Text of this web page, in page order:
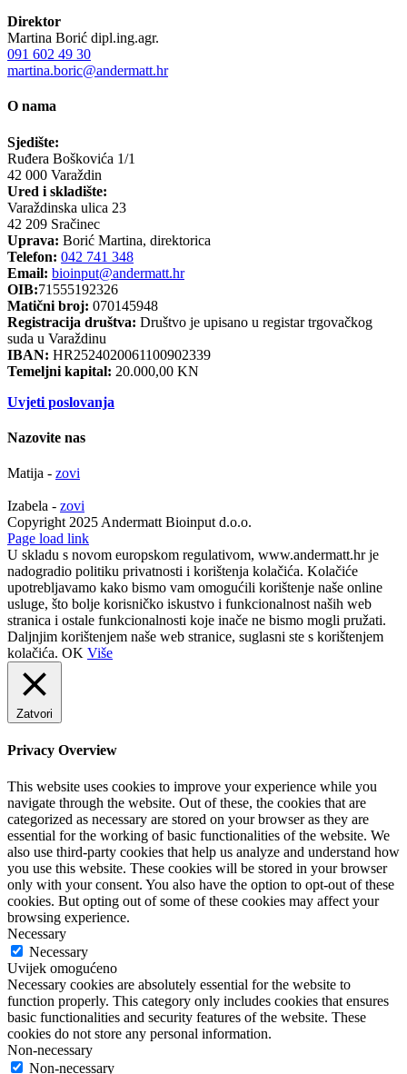
Direktor
Martina Borić dipl.ing.agr.
091 602 49 30
martina.boric@andermatt.hr
O nama
Sjedište:
Ruđera Boškovića 1/1
42 000 Varaždin
Ured i skladište:
Varaždinska ulica 23
42 209 Sračinec
Uprava: Borić Martina, direktorica
Telefon: 042 741 348
Email: bioinput@andermatt.hr
OIB:71555192326
Matični broj: 070145948
Registracija društva: Društvo je upisano u registar trgovačkog
suda u Varaždinu
IBAN: HR2524020061100902339
Temeljni kapital: 20.000,00 KN
Uvjeti poslovanja
Nazovite nas
Matija - zovi
Izabela - zovi
Copyright 2025 Andermatt Bioinput d.o.o.
Facebook
Page load link
U skladu s novom europskom regulativom, www.andermatt.hr je
nadogradio politiku privatnosti i korištenja kolačića. Kolačiće
upotrebljavamo kako bismo vam omogućili korištenje naše online
usluge, što bolje korisničko iskustvo i funkcionalnost naših web
stranica i ostale funkcionalnosti koje inače ne bismo mogli pružati.
Daljnjim korištenjem naše web stranice, suglasni ste s korištenjem
kolačića. OK Više
Zatvori
Privacy Overview
This website uses cookies to improve your experience while you
navigate through the website. Out of these, the cookies that are
categorized as necessary are stored on your browser as they are
essential for the working of basic functionalities of the website. We
also use third-party cookies that help us analyze and understand how
you use this website. These cookies will be stored in your browser
only with your consent. You also have the option to opt-out of these
cookies. But opting out of some of these cookies may affect your
browsing experience.
Necessary
Necessary
Uvijek omogućeno
Necessary cookies are absolutely essential for the website to
function properly. This category only includes cookies that ensures
basic functionalities and security features of the website. These
cookies do not store any personal information.
Non-necessary
Non-necessary